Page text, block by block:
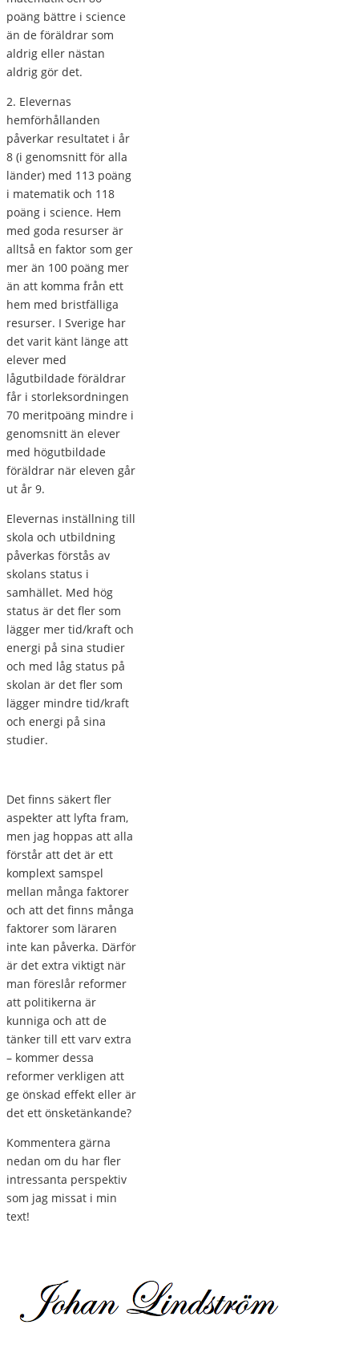
poäng bättre i science
än de föräldrar som
aldrig eller nästan
aldrig gör det.
2. Elevernas
hemförhållanden
påverkar resultatet i år
8 (i genomsnitt för alla
länder) med 113 poäng
i matematik och 118
poäng i science. Hem
med goda resurser är
alltså en faktor som ger
mer än 100 poäng mer
än att komma från ett
hem med bristfälliga
resurser. I Sverige har
det varit känt länge att
elever med
lågutbildade föräldrar
får i storleksordningen
70 meritpoäng mindre i
genomsnitt än elever
med högutbildade
föräldrar när eleven går
ut år 9.
Elevernas inställning till
skola och utbildning
påverkas förstås av
skolans status i
samhället. Med hög
status är det fler som
lägger mer tid/kraft och
energi på sina studier
och med låg status på
skolan är det fler som
lägger mindre tid/kraft
och energi på sina
studier.
Det finns säkert fler
aspekter att lyfta fram,
men jag hoppas att alla
förstår att det är ett
komplext samspel
mellan många faktorer
och att det finns många
faktorer som läraren
inte kan påverka. Därför
är det extra viktigt när
man föreslår reformer
att politikerna är
kunniga och att de
tänker till ett varv extra
– kommer dessa
reformer verkligen att
ge önskad effekt eller är
det ett önsketänkande?
Kommentera gärna
nedan om du har fler
intressanta perspektiv
som jag missat i min
text!